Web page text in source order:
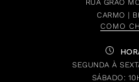
RUA GRÃO
CARMO |
COMO
SEGUNDA À
SÁBADO: